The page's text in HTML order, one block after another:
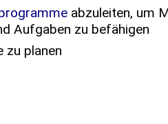
abzuleiten, um
Aufgaben zu befähigen
zu planen